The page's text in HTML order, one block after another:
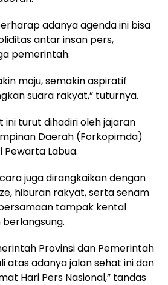
adanya agenda ini bisa
antar insan pers,
pemerintah.
maju, semakin aspiratif
suara rakyat,” tuturnya.
ini turut dihadiri oleh jajaran
Daerah (Forkopimda)
Pewarta Labua.
juga dirangkaikan dengan
hiburan rakyat, serta senam
tampak kental
Provinsi dan Pemerintah
atas adanya jalan sehat ini dan
Hari Pers Nasional,” tandas